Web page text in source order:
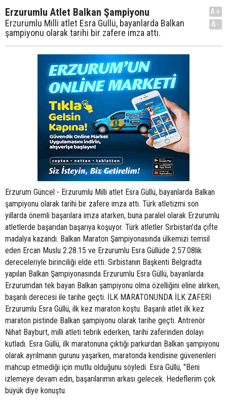
Erzurumlu Atlet Balkan Şampiyonu
Erzurumlu Milli atlet Esra Güllü, bayanlarda Balkan
şampiyonu olarak tarihi bir zafere imza attı.
A+
A-
Erzurum Güncel - Erzurumlu Milli atlet Esra Güllü, bayanlarda Balkan
şampiyonu olarak tarihi bir zafere imza attı. Türk atletizmi son
yıllarda önemli başarılara imza atarken, buna paralel olarak Erzurumlu
atletlerde başarıdan başarıya koşuyor. Türk atletler Sırbistan'da çifte
madalya kazandı. Balkan Maraton Şampiyonasında ülkemizi temsil
eden Ercan Muslu 2.28.15 ve Erzurumlu Esra Güllüde 2.57.08lik
dereceleriyle birinciliği elde etti. Sırbistanın Başkenti Belgradta
yapılan Balkan Şampiyonasında Erzurumlu Esra Güllü, bayanlarda
Erzurumdan tek bayan Balkan şampiyonu olma özelliğini eline alırken,
başarılı derecesi ile tarihe geçti. İLK MARATONUNDA İLK ZAFERİ
Erzurumlu Esra Güllü, ilk kez maraton koştu. Başarılı atlet ilk kez
maraton pistinde Balkan şampiyonu olarak tarihe geçti. Antrenör
Nihat Bayburt, milli atleti tebrik ederken, tarihi zaferinden dolayı
kutladı. Esra Güllü, ilk maratonuna çıktığı parkurdan Balkan şampiyonu
olarak ayrılmanın gurunu yaşarken, maratonda kendisine güvenenleri
mahcup etmediği için mutlu olduğunu söyledi. Esra Güllü, "Beni
izlemeye devam edin, başarılarımın arkası gelecek. Hedeflerim çok
büyük diye konuştu.